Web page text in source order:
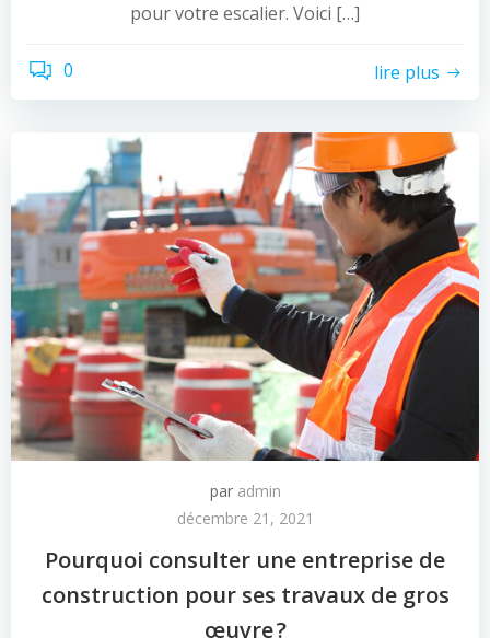
pour votre escalier. Voici […]
0 lire plus
par admin
décembre 21, 2021
Pourquoi consulter une entreprise de
construction pour ses travaux de gros
œuvre ?